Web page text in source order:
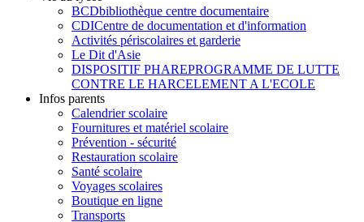
BCDbibliothèque centre documentaire
CDICentre de documentation et d'information
Activités périscolaires et garderie
Le Dit d'Asie
DISPOSITIF PHAREPROGRAMME DE LUTTE
CONTRE LE HARCELEMENT A L'ECOLE
Infos parents
Calendrier scolaire
Fournitures et matériel scolaire
Prévention - sécurité
Restauration scolaire
Santé scolaire
Voyages scolaires
Boutique en ligne
Transports